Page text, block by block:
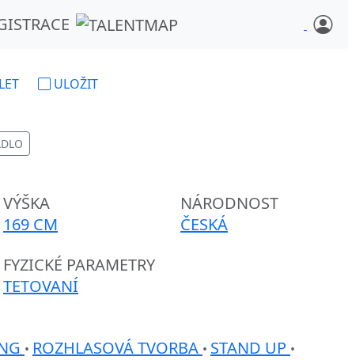
ULOŽIT
VÝŠKA
169 CM
NÁRODNOST
ČESKÁ
FYZICKÉ PARAMETRY
TETOVANÍ
• ROZHLASOVÁ TVORBA • STAND UP •